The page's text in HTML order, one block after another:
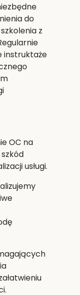
do
z
instruktaże
OC na
usługi.